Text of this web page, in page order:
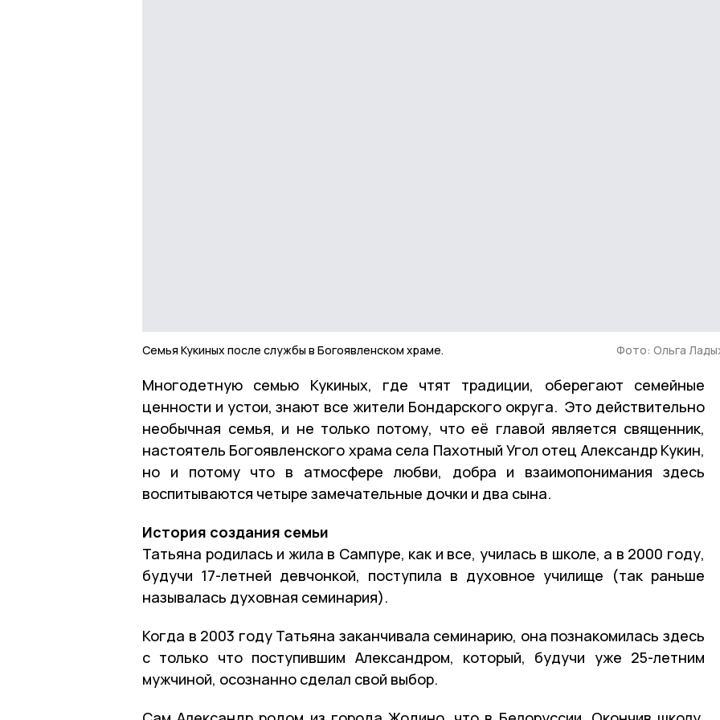
Семья Кукиных после службы в Богоявленском храме. Фото: Ольга
Многодетную семью Кукиных, где чтят традиции, оберегают семейные
ценности и устои, знают все жители Бондарского округа. Это действительно
необычная семья, и не только потому, что её главой является священник,
настоятель Богоявленского храма села Пахотный Угол отец Александр Кукин,
но и потому что в атмосфере любви, добра и взаимопонимания здесь
воспитываются четыре замечательные дочки и два сына.
История создания семьи
Татьяна родилась и жила в Сампуре, как и все, училась в школе, а в 2000 году,
будучи 17-летней девчонкой, поступила в духовное училище (так раньше
называлась духовная семинария).
Когда в 2003 году Татьяна заканчивала семинарию, она познакомилась здесь
с только что поступившим Александром, который, будучи уже 25-летним
мужчиной, осознанно сделал свой выбор.